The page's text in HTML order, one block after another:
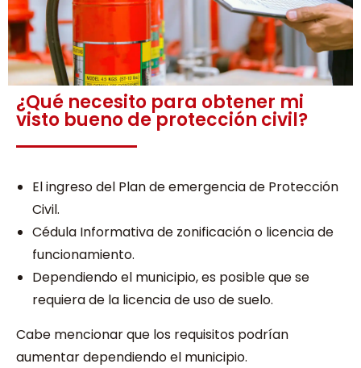
¿Qué necesito para obtener mi
visto bueno de protección civil?
El ingreso del Plan de emergencia de Protección
Civil.
Cédula Informativa de zonificación o licencia de
funcionamiento.
Dependiendo el municipio, es posible que se
requiera de la licencia de uso de suelo.
Cabe mencionar que los requisitos podrían
aumentar dependiendo el municipio.